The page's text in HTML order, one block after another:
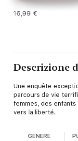
16,99 €
Descrizione
Une enquête
parcours de vie
femmes, des
vers la liberté.
GENERE